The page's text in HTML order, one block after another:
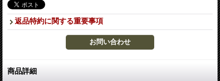
返品特約に関する重要事項
商品詳細